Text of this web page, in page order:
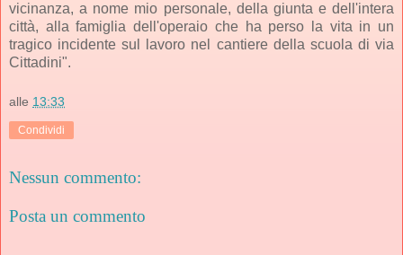
vicinanza, a nome mio personale, della giunta e dell'intera
città, alla famiglia dell'operaio che ha perso la vita in un
tragico incidente sul lavoro nel cantiere della scuola di via
Cittadini".
alle 13:33
Condividi
Nessun commento:
Posta un commento